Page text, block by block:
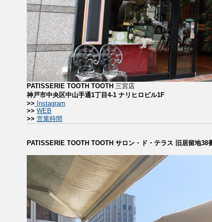
PATISSERIE TOOTH TOOTH 三宮店
神戸市中央区中山手通1丁目4-1 ナリヒロビル1F
>> Instagram
>> WEB
>> 営業時間
PATISSERIE TOOTH TOOTH サロン・ド・テラス 旧居留地38